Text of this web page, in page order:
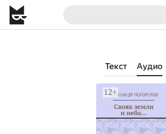
Текст Аудио